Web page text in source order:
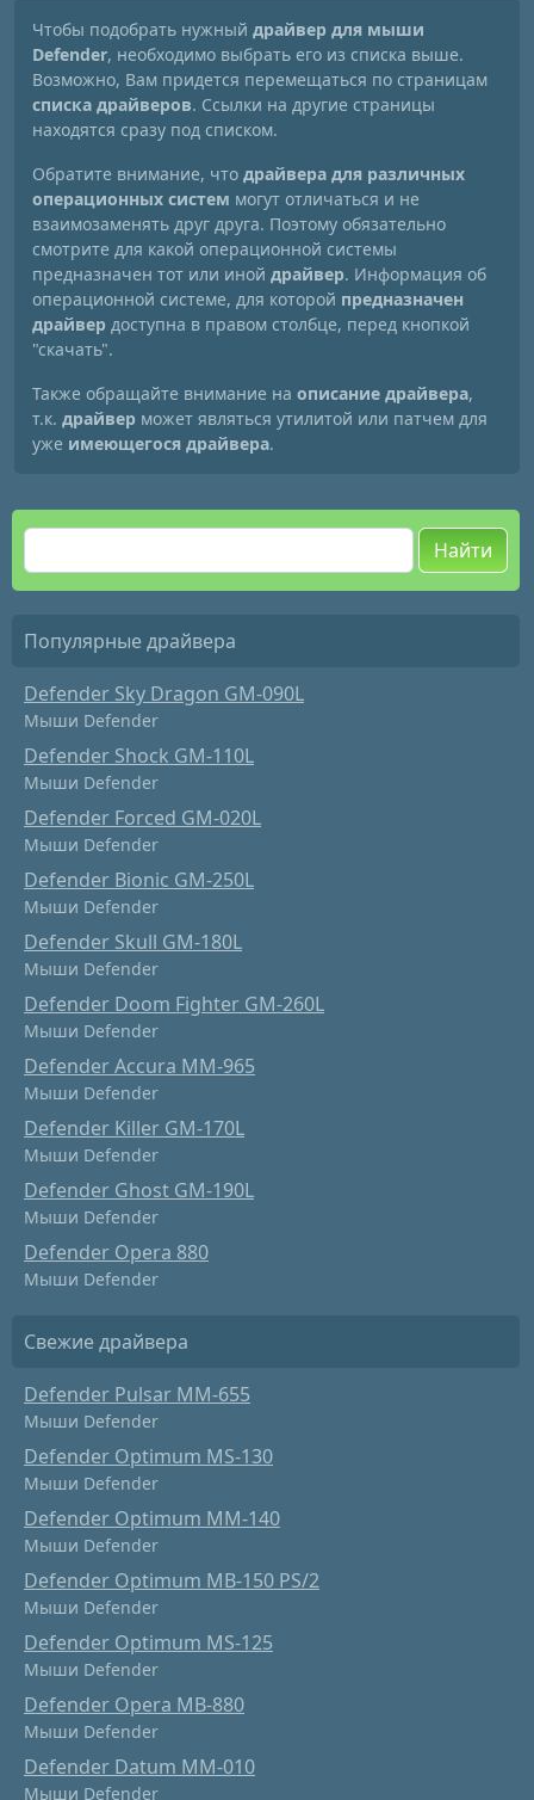
Чтобы подобрать нужный драйвер для мыши
Defender, необходимо выбрать его из списка выше.
Возможно, Вам придется перемещаться по страницам
списка драйверов. Ссылки на другие страницы
находятся сразу под списком.
Обратите внимание, что драйвера для различных
операционных систем могут отличаться и не
взаимозаменять друг друга. Поэтому обязательно
смотрите для какой операционной системы
предназначен тот или иной драйвер. Информация об
операционной системе, для которой предназначен
драйвер доступна в правом столбце, перед кнопкой
"скачать".
Также обращайте внимание на описание драйвера,
т.к. драйвер может являться утилитой или патчем для
уже имеющегося драйвера.
Найти
Популярные драйвера
Defender Sky Dragon GM-090L
Мыши Defender
Defender Shock GM-110L
Мыши Defender
Defender Forced GM-020L
Мыши Defender
Defender Bionic GM-250L
Мыши Defender
Defender Skull GM-180L
Мыши Defender
Defender Doom Fighter GM-260L
Мыши Defender
Defender Accura MM-965
Мыши Defender
Defender Killer GM-170L
Мыши Defender
Defender Ghost GM-190L
Мыши Defender
Defender Opera 880
Мыши Defender
Свежие драйвера
Defender Pulsar MM-655
Мыши Defender
Defender Optimum MS-130
Мыши Defender
Defender Optimum MM-140
Мыши Defender
Defender Optimum MB-150 PS/2
Мыши Defender
Defender Optimum MS-125
Мыши Defender
Defender Opera MB-880
Мыши Defender
Defender Datum MM-010
Мыши Defender